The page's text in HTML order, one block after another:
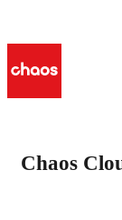
Chaos